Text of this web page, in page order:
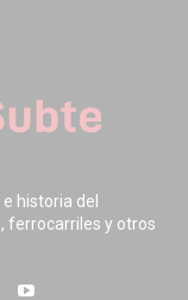
historia del
ferrocarriles y otros